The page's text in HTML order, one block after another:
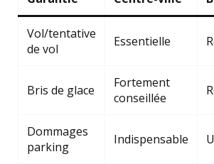
Vol/tentative
de vol
Essentielle
Bris de glace
Fortement
conseillée
Dommages
parking
Indispensable